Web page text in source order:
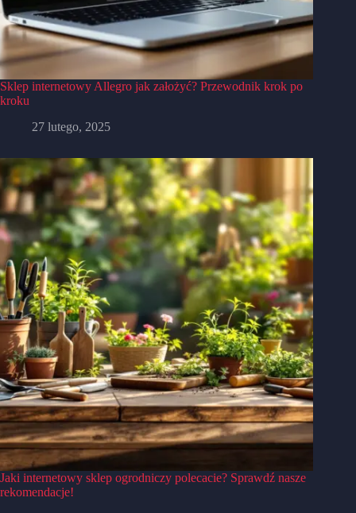
Sklep internetowy Allegro jak założyć? Przewodnik krok po
kroku
27 lutego, 2025
Jaki internetowy sklep ogrodniczy polecacie? Sprawdź nasze
rekomendacje!